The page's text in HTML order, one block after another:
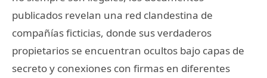
publicados revelan una red clandestina de
compañías ficticias, donde sus verdaderos
propietarios se encuentran ocultos bajo capas de
secreto y conexiones con firmas en diferentes